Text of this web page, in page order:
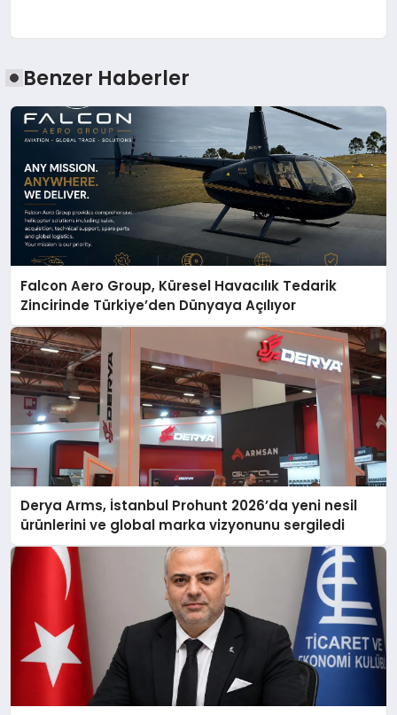
Benzer Haberler
Falcon Aero Group, Küresel Havacılık Tedarik
Zincirinde Türkiye’den Dünyaya Açılıyor
Derya Arms, İstanbul Prohunt 2026’da yeni nesil
ürünlerini ve global marka vizyonunu sergiledi